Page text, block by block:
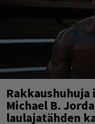
Rakkaushuhuja
Michael B.
laulajatähden